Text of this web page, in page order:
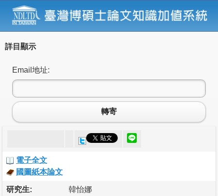
詳目顯示
Email地址:
轉寄
電子全文
國圖紙本論文
研究生: 韓怡娜